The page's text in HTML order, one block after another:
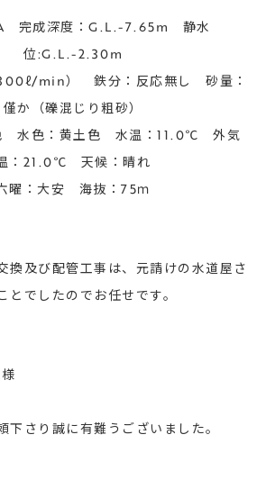
完成深度：G.L.-7.65m 静水
位:G.L.-2.30m
min） 鉄分：反応無し 砂量：
僅か（礫混じり粗砂）
水色：黄土色 水温：11.0℃ 外気
：21.0℃ 天候：晴れ
曜：大安 海抜：75ｍ
換及び配管工事は、元請けの水道屋さ
とでしたのでお任せです。
下さり誠に有難うございました。